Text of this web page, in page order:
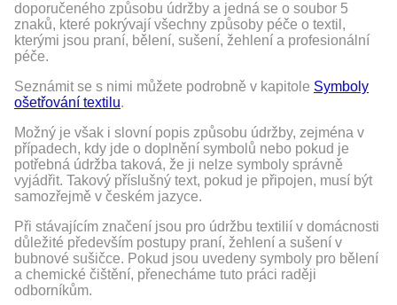
doporučeného způsobu údržby a jedná se o soubor 5
znaků, které pokrývají všechny způsoby péče o textil,
kterými jsou praní, bělení, sušení, žehlení a profesionální
péče.
Seznámit se s nimi můžete podrobně v kapitole Symboly
ošetřování textilu.
Možný je však i slovní popis způsobu údržby, zejména v
případech, kdy jde o doplnění symbolů nebo pokud je
potřebná údržba taková, že ji nelze symboly správně
vyjádřit. Takový příslušný text, pokud je připojen, musí být
samozřejmě v českém jazyce.
Při stávajícím značení jsou pro údržbu textilií v domácnosti
důležité především postupy praní, žehlení a sušení v
bubnové sušičce. Pokud jsou uvedeny symboly pro bělení
a chemické čištění, přenecháme tuto práci raději
odborníkům.